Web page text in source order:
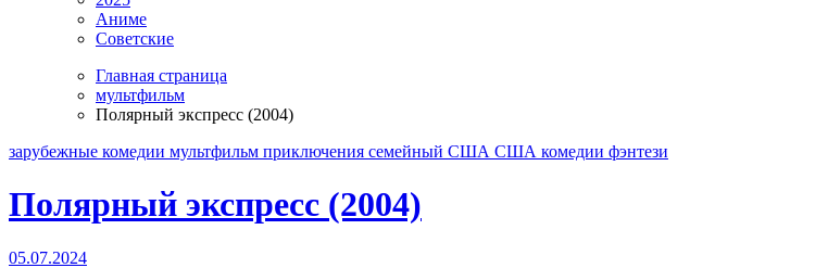
Аниме
Советские
Главная страница
мультфильм
Полярный экспресс (2004)
зарубежные комедии мультфильм приключения семейный США США комедии фэнтези
Полярный экспресс (2004)
05.07.2024